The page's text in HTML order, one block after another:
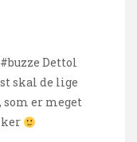
Dettol
skal de lige
er meget